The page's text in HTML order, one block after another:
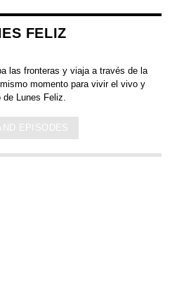
FELIZ
las fronteras y viaja a través de la
momento para vivir el vivo y
de Lunes Feliz.
EPISODES